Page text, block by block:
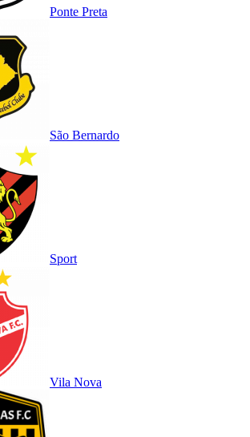
Ponte Preta
São Bernardo
Sport
Vila Nova